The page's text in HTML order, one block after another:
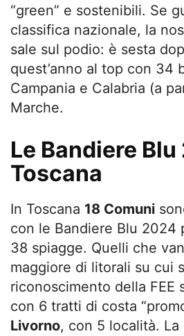
“green” e sostenibili. Se
classifica nazionale, la
sale sul podio: è sesta
quest’anno al top con 34
Campania e Calabria (a
Marche.
Le Bandiere
Toscana
In Toscana 18 Comuni
con le Bandiere Blu 2024
38 spiagge. Quelli che
maggiore di litorali su cui
riconoscimento della FEE
con 6 tratti di costa
Livorno, con 5 località. La